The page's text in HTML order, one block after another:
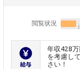
閲覧状況
年収428
を考慮し
さい！